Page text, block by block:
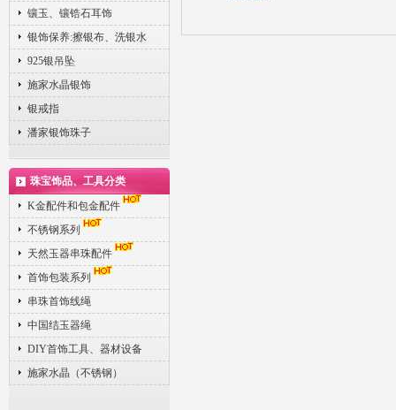
镶玉、镶锆石耳饰
银饰保养:擦银布、洗银水
925银吊坠
施家水晶银饰
银戒指
潘家银饰珠子
珠宝饰品、工具分类
K金配件和包金配件
不锈钢系列
天然玉器串珠配件
首饰包装系列
串珠首饰线绳
中国结玉器绳
DIY首饰工具、器材设备
施家水晶（不锈钢）